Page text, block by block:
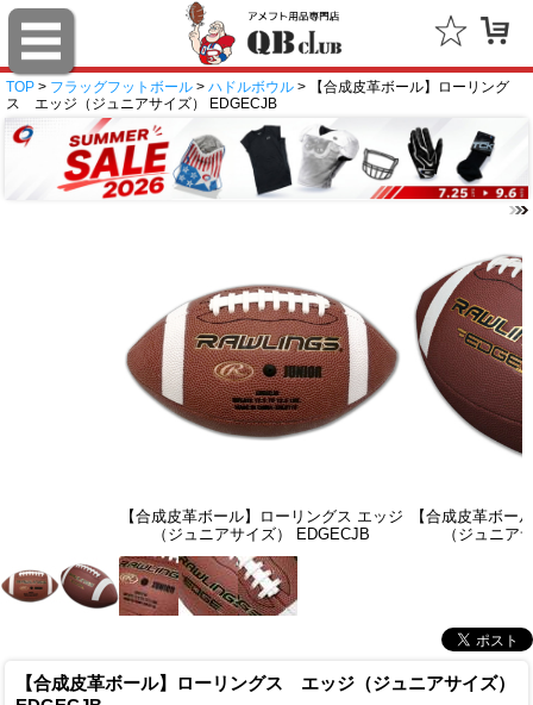
TOP > フラッグフットボール > ハドルボウル > 【合成皮革ボール】ローリング
ス エッジ（ジュニアサイズ） EDGECJB
【合成皮革ボール】ローリングス エッジ
（ジュニアサイズ） EDGECJB
【合成皮革ボー
（ジュニア
【合成皮革ボール】ローリングス エッジ（ジュニアサイズ）